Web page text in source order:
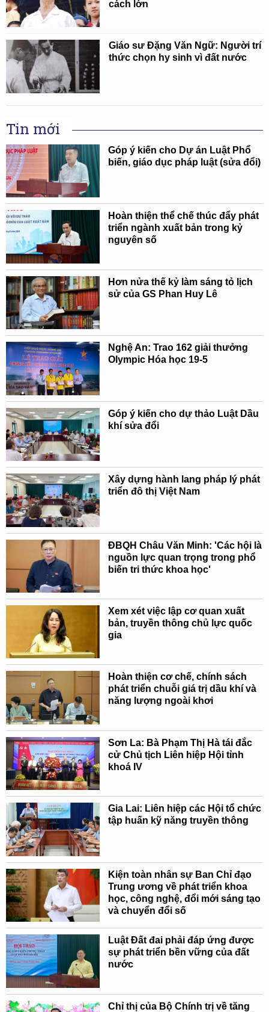
cách lớn
Giáo sư Đặng Văn Ngữ: Người trí
thức chọn hy sinh vì đất nước
Tin mới
Góp ý kiến cho Dự án Luật Phổ
biến, giáo dục pháp luật (sửa đổi)
Hoàn thiện thể chế thúc đẩy phát
triển ngành xuất bản trong kỷ
nguyên số
Hơn nửa thế kỷ làm sáng tỏ lịch
sử của GS Phan Huy Lê
Nghệ An: Trao 162 giải thưởng
Olympic Hóa học 19-5
Góp ý kiến cho dự thảo Luật Dầu
khí sửa đổi
Xây dựng hành lang pháp lý phát
triển đô thị Việt Nam
ĐBQH Châu Văn Minh: 'Các hội là
nguồn lực quan trọng trong phổ
biến tri thức khoa học'
Xem xét việc lập cơ quan xuất
bản, truyền thông chủ lực quốc
gia
Hoàn thiện cơ chế, chính sách
phát triển chuỗi giá trị dầu khí và
năng lượng ngoài khơi
Sơn La: Bà Phạm Thị Hà tái đắc
cử Chủ tịch Liên hiệp Hội tỉnh
khoá IV
Gia Lai: Liên hiệp các Hội tổ chức
tập huấn kỹ năng truyền thông
Kiện toàn nhân sự Ban Chỉ đạo
Trung ương về phát triển khoa
học, công nghệ, đổi mới sáng tạo
và chuyển đổi số
Luật Đất đai phải đáp ứng được
sự phát triển bền vững của đất
nước
Chỉ thị của Bộ Chính trị về tăng